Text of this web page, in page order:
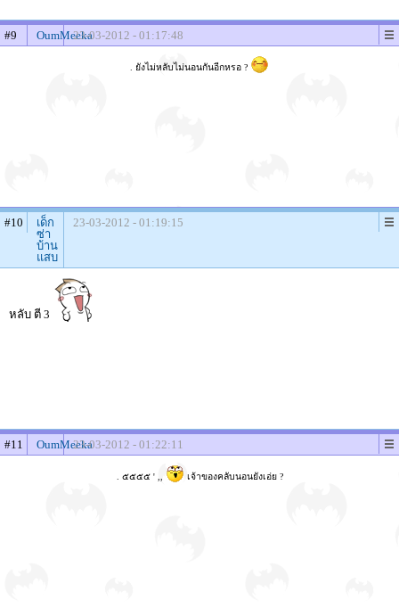
#9 OumMeeka23-03-2012 - 01:17:48
. ยังไม่หลับไม่นอนกันอีกหรอ ?
#10
เด็ก
ซ่า
บ้าน
แสบ
23-03-2012 - 01:19:15
หลับ ตี 3
#11 OumMeeka23-03-2012 - 01:22:11
. ๕๕๕๕ ' ,, เจ้าของคลับนอนยังเอ่ย ?